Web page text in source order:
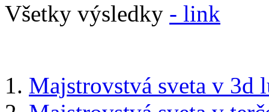
Všetky výsledky - link
Majstrovstvá sveta v 3d